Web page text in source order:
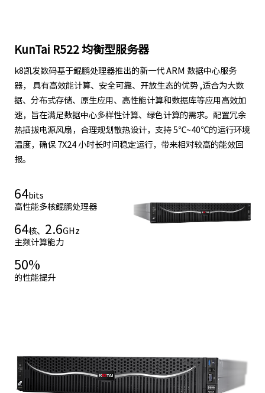
KunTai R522 均衡型服务器
k8凯发数码基于鲲鹏处理器推出的新一代 ARM 数据中心服务
器， 具有高效能计算、安全可靠、开放生态的优势 ,适合为大数
据、分布式存储、原生应用、高性能计算和数据库等应用高效加
速，旨在满足数据中心多样性计算、绿色计算的需求。配置冗余
热插拔电源风扇，合理规划散热设计，支持 5℃~40℃的运行环境
温度，确保 7X24 小时长时间稳定运行，带来相对较高的能效回
报。
64bits
高性能多核鲲鹏处理器
64核、 2.6GHz
主频计算能力
50%
的性能提升